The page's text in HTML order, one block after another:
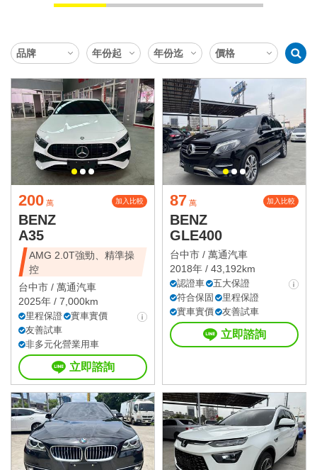
200 萬 加入比較
BENZ
A35
AMG 2.0T強勁、精準操
控
台中市 / 萬通汽車
2025年 / 7,000km
里程保證
實車實價
友善試車
非多元化營業用車
立即諮詢
87 萬 加入比較
BENZ
GLE400
台中市 / 萬通汽車
2018年 / 43,192km
認證車
五大保證
符合保固
里程保證
實車實價
友善試車
立即諮詢